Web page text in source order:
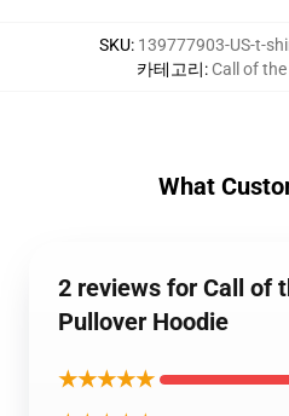
SKU: 139777903-US-t-
카테고리: Call of
What
2 reviews for Call of
Pullover Hoodie
★★★★★